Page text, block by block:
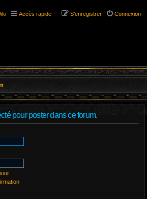
Accès rapide Connexion
S’enregistrer
pour poster dans ce forum.